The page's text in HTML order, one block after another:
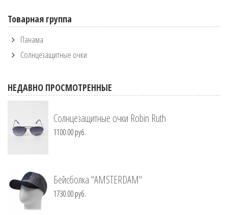
Товарная группа
Панама
Солнцезащитные очки
НЕДАВНО ПРОСМОТРЕННЫЕ
Солнцезащитные очки Robin Ruth
1100.00 руб.
Бейсболка "AMSTERDAM"
1730.00 руб.